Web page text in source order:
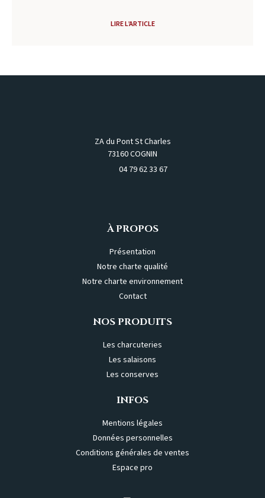
LIRE L’ARTICLE
ZA du Pont St Charles
73160 COGNIN
04 79 62 33 67
À PROPOS
Présentation
Notre charte qualité
Notre charte environnement
Contact
NOS PRODUITS
Les charcuteries
Les salaisons
Les conserves
INFOS
Mentions légales
Données personnelles
Conditions générales de ventes
Espace pro